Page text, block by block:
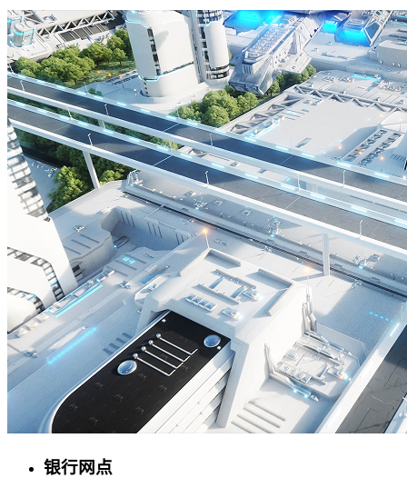
银行网点